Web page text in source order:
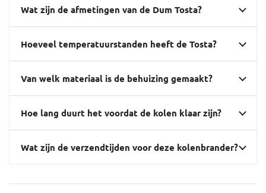
Wat zijn de afmetingen van de Dum Tosta?
Hoeveel temperatuurstanden heeft de Tosta?
Van welk materiaal is de behuizing gemaakt?
Hoe lang duurt het voordat de kolen klaar zijn?
Wat zijn de verzendtijden voor deze kolenbrander?